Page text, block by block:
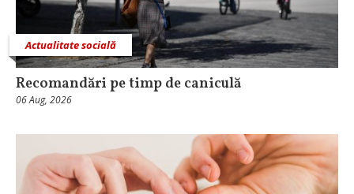
Actualitate socială
Recomandări pe timp de caniculă
06 Aug, 2026